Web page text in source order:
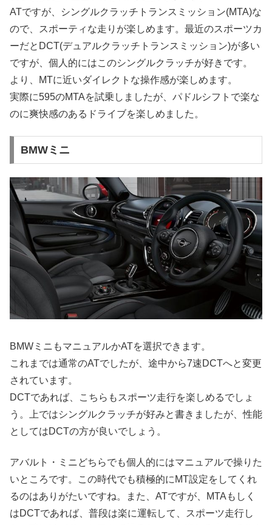
ATですが、シングルクラッチトランスミッション(MTA)な
ので、スポーティな走りが楽しめます。最近のスポーツカ
ーだとDCT(デュアルクラッチトランスミッション)が多い
ですが、個人的にはこのシングルクラッチが好きです。
より、MTに近いダイレクトな操作感が楽しめます。
実際に595のMTAを試乗しましたが、パドルシフトで楽な
のに爽快感のあるドライブを楽しめました。
BMWミニ
BMWミニもマニュアルかATを選択できます。
これまでは通常のATでしたが、途中から7速DCTへと変更
されています。
DCTであれば、こちらもスポーツ走行を楽しめるでしょ
う。上ではシングルクラッチが好みと書きましたが、性能
としてはDCTの方が良いでしょう。
アバルト・ミニどちらでも個人的にはマニュアルで操りた
いところです。この時代でも積極的にMT設定をしてくれ
るのはありがたいですね。また、ATですが、MTAもしく
はDCTであれば、普段は楽に運転して、スポーツ走行し